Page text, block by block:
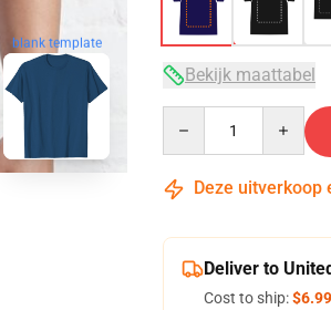
blank template
Bekijk maattabel
Deze uitverkoop
Deliver to
Cost to ship:$6.99